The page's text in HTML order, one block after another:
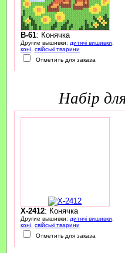
B-61: Конячка
Другие вышивки: дитячі вишивки,
коні, свійські тварини
Отметить для заказа
набір
X-2412: Конячка
Другие вышивки: дитячі вишивки
коні, свійські тварини
Отметить для заказа